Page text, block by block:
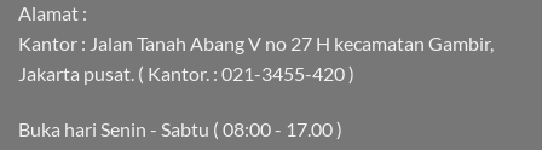
Alamat :
Kantor : Jalan Tanah Abang V no 27 H kecamatan Gambir,
Jakarta pusat. ( Kantor. : 021-3455-420 )
Buka hari Senin - Sabtu ( 08:00 - 17.00 )